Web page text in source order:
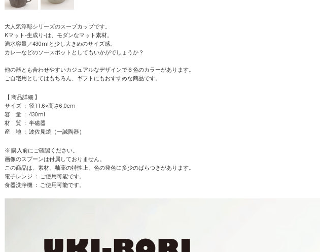
大人気浮彫シリーズのスープカップです。
Kマット-生成り-は、モダンなマット素材。
満水容量／430mlと少し大きめのサイズ感。
カレーなどのソースポットとしてもいかがでしょうか？
他の器とも合わせやすいカジュアルなデザインで６色のカラーがあります。
ご自宅用としてはもちろん、ギフトにもおすすめな商品です。
【 商品詳細 】
サイズ ： 径11.6×高さ6.0cm
容 量 ： 430ml
材 質 ： 半磁器
産 地 ： 波佐見焼（一誠陶器）
※ 購入前にご確認ください。
画像のスプーンは付属しておりません。
この商品は、素材、釉薬の特性上、色の発色に多少のばらつきがあります。
電子レンジ ： ご使用可能です。
食器洗浄機 ： ご使用可能です。